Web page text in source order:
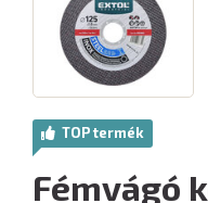
TOP termék
Fémvágó